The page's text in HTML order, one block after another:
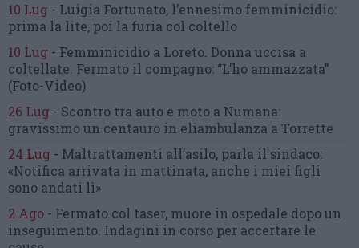
10 Lug - Luigia Fortunato, l’ennesimo femminicidio:
prima la lite, poi la furia col coltello
10 Lug - Femminicidio a Loreto. Donna uccisa a
coltellate. Fermato il compagno: “L’ho ammazzata”
(Foto-Video)
26 Lug - Scontro tra auto e moto a Numana:
gravissimo un centauro in eliambulanza a Torrette
24 Lug - Maltrattamenti all’asilo, parla il sindaco:
«Notifica arrivata in mattinata, anche i miei figli
sono andati lì»
2 Ago - Fermato col taser, muore in ospedale dopo un
inseguimento. Indagini in corso per accertare le